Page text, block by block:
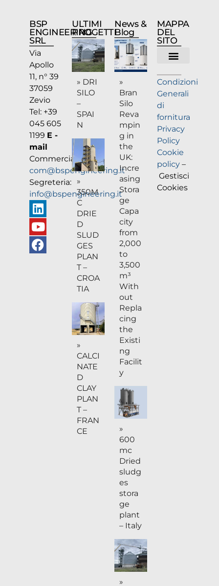
BSP
ENGINEERING
SRL
Via
Apollo
11, n° 39
37059
Zevio
Tel: +39
045 605
1199 E -
mail
Commerciale:
com@bspengineering.it
Segreteria:
info@bspengineering.it
ULTIMI
PROGETTI
» DRI
SILO
–
SPAI
N
»
350M
C
DRIE
D
SLUD
GES
PLAN
T –
CROA
TIA
»
CALCI
NATE
D
CLAY
PLAN
T –
FRAN
CE
News &
Blog
»
Bran
Silo
Reva
mpin
g in
the
UK:
Incre
asing
Stora
ge
Capa
city
from
2,000
to
3,500
m³
With
out
Repla
cing
the
Existi
ng
Facilit
y
»
600
mc
Dried
sludg
es
stora
ge
plant
– Italy
»
MAPPA
DEL
SITO
Condizioni
Generali
di
fornitura
Privacy
Policy
Cookie
policy –
Gestisci
Cookies